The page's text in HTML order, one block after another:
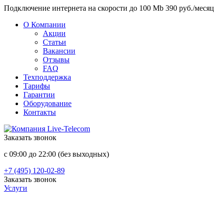
Подключение интернета на скорости до 100 Mb 390 руб./месяц
О Компании
Акции
Статьи
Вакансии
Отзывы
FAQ
Техподдержка
Тарифы
Гарантии
Оборудование
Контакты
Заказать звонок
с 09:00 до 22:00 (без выходных)
+7 (495) 120-02-89
Заказать звонок
Услуги